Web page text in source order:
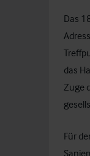
Das
das
Zuge
Für